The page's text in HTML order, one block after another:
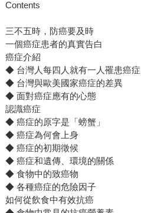
Contents
三不五時，防癌要及時
一個癌症患者的真實告白
癌症介紹
◆ 台灣人每四人就有一人罹患癌症
◆ 台灣與歐美國家癌症的差異
◆ 面對癌症應有的心態
認識癌症
◆ 癌症的原字是「螃蟹」
◆ 癌症為何會上身
◆ 癌症的初期徵候
◆ 癌症和遺傳、環境的關係
◆ 食物中的致癌物
◆ 各種癌症的危險因子
如何從飲食中有效抗癌